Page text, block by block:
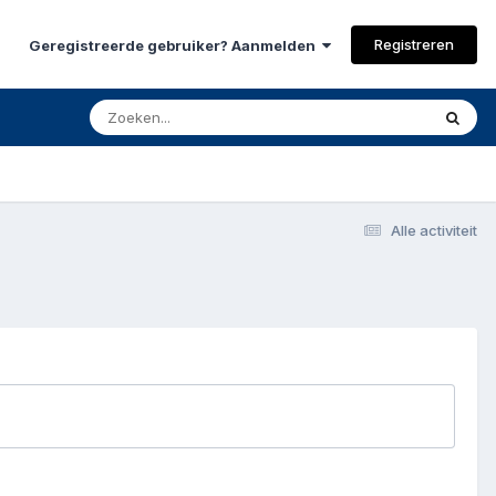
Geregistreerde gebruiker? Aanmelden Registreren
Alle activiteit